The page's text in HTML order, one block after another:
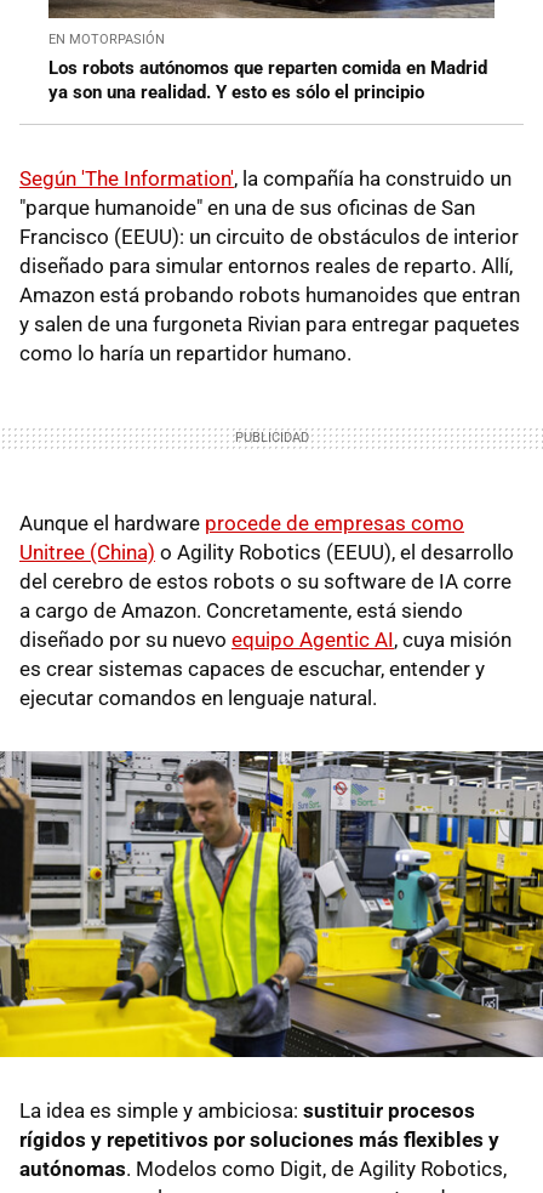
EN MOTORPASIÓN
Los robots autónomos que reparten comida en Madrid
ya son una realidad. Y esto es sólo el principio
Según 'The Information', la compañía ha construido un
"parque humanoide" en una de sus oficinas de San
Francisco (EEUU): un circuito de obstáculos de interior
diseñado para simular entornos reales de reparto. Allí,
Amazon está probando robots humanoides que entran
y salen de una furgoneta Rivian para entregar paquetes
como lo haría un repartidor humano.
Aunque el hardware procede de empresas como
Unitree (China) o Agility Robotics (EEUU), el desarrollo
del cerebro de estos robots o su software de IA corre
a cargo de Amazon. Concretamente, está siendo
diseñado por su nuevo equipo Agentic AI, cuya misión
es crear sistemas capaces de escuchar, entender y
ejecutar comandos en lenguaje natural.
La idea es simple y ambiciosa: sustituir procesos
rígidos y repetitivos por soluciones más flexibles y
autónomas. Modelos como Digit, de Agility Robotics,